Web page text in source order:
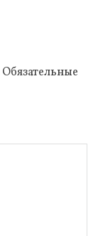
Обязательные